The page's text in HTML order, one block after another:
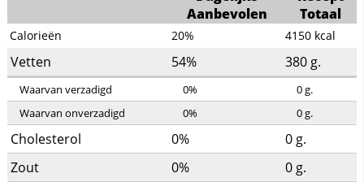
Aanbevolen
Totaal
Calorieën 20% 4150 kcal
Vetten 54% 380 g.
Waarvan verzadigd 0% 0g.
Waarvan onverzadigd
0% 0g.
Cholesterol 0% 0 g.
Zout
0% 0 g.